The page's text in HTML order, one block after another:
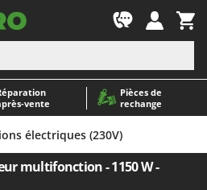
Pièces de
rechange
tondeuses autoportés
pour gazon
de terre pour tracteur
électriques (230V)
multifonction - 1150 W -